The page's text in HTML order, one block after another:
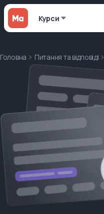
Курси
Головна Питання та відповіді